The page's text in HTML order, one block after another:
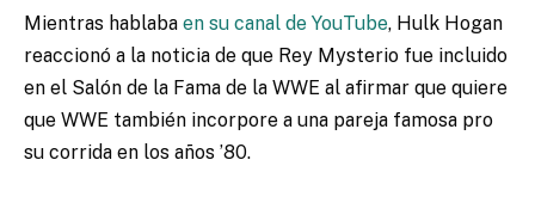
Mientras hablaba en su canal de YouTube, Hulk Hogan
reaccionó a la noticia de que Rey Mysterio fue incluido
en el Salón de la Fama de la WWE al afirmar que quiere
que WWE también incorpore a una pareja famosa pro
su corrida en los años ’80.